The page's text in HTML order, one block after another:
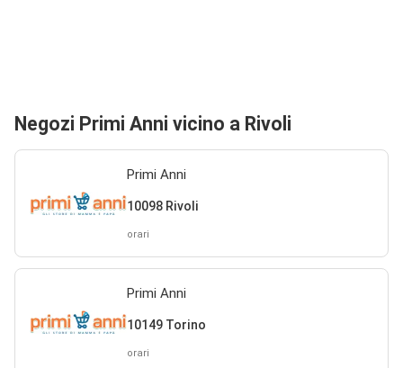
Negozi Primi Anni vicino a Rivoli
Primi Anni
10098 Rivoli
orari
Primi Anni
10149 Torino
orari